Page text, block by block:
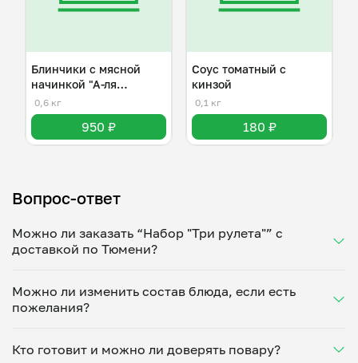
Блинчики с мясной
начинкой "А-ля
болоньезе"
0,6 кг
950 ₽
Соус томатный с
кинзой
0,1 кг
180 ₽
Вопрос-ответ
Можно ли заказать “Набор "Три рулета"” с
доставкой по Тюмени?
Укажите удобное время — и получите свежее
домашнее блюдо в большой порции прямо с плиты.
минут. Статус заказа отслеживайте в личном
кабинете, а с поваром можно связаться напрямую в
Можно ли изменить состав блюда, если есть
пожелания?
ваши предпочтения: уберет специи, снизит
Кто готовит и можно ли доверять повару?